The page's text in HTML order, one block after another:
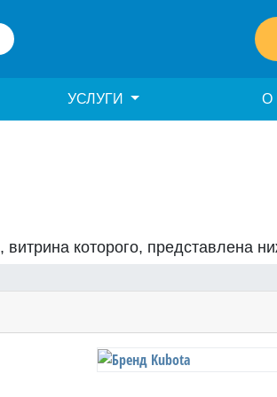
УСЛУГИ О
, витрина которого, представлена